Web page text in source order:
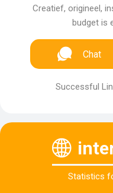
Creatief, origineel,
budget is
Chat
Successful
Statistics